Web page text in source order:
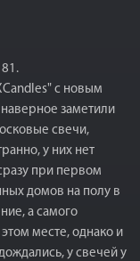
с новым
заметили
свечи,
у них нет
при первом
домов на полу в
а самого
месте, однако и
у свечей у